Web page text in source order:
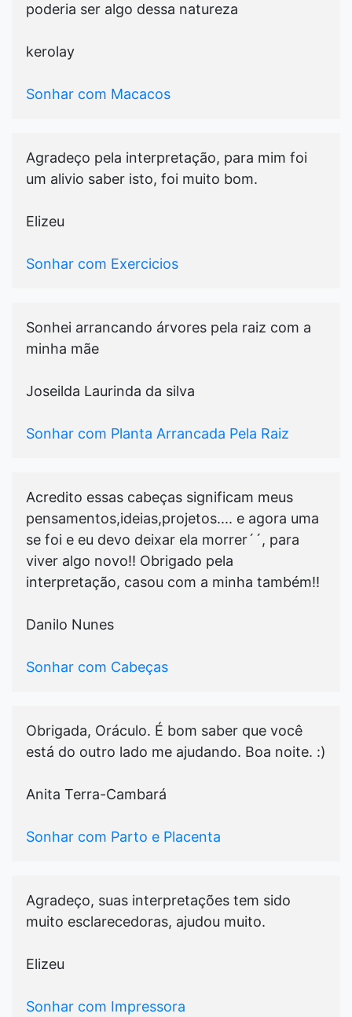
poderia ser algo dessa natureza
kerolay
Sonhar com Macacos
Agradeço pela interpretação, para mim foi
um alivio saber isto, foi muito bom.
Elizeu
Sonhar com Exercicios
Sonhei arrancando árvores pela raiz com a
minha mãe
Joseilda Laurinda da silva
Sonhar com Planta Arrancada Pela Raiz
Acredito essas cabeças significam meus
pensamentos,ideias,projetos.... e agora uma
se foi e eu devo deixar ela morrer´´, para
viver algo novo!! Obrigado pela
interpretação, casou com a minha também!!
Danilo Nunes
Sonhar com Cabeças
Obrigada, Oráculo. É bom saber que você
está do outro lado me ajudando. Boa noite. :)
Anita Terra-Cambará
Sonhar com Parto e Placenta
Agradeço, suas interpretações tem sido
muito esclarecedoras, ajudou muito.
Elizeu
Sonhar com Impressora